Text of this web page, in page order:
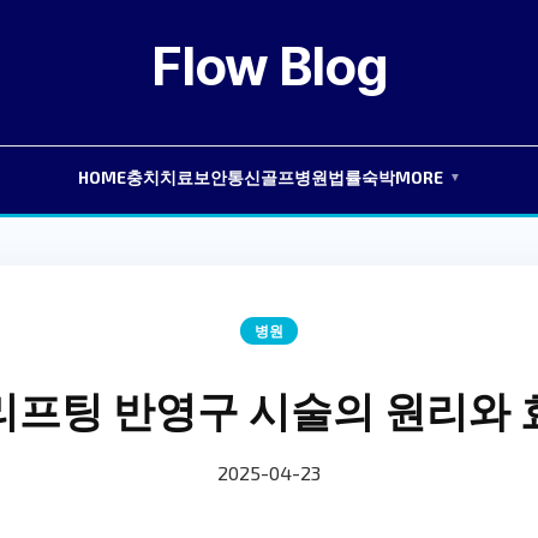
Flow Blog
HOME충치치료보안통신골프병원법률숙박MORE ▼
병원
프팅 반영구 시술의 원리와
2025-04-23